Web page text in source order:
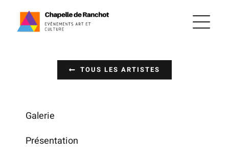
TOUS LES ARTISTES
Galerie
Présentation